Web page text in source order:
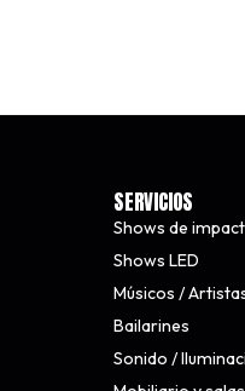
SERVICIOS
Shows de
Shows LED
Músicos /
Bailarines
Sonido /